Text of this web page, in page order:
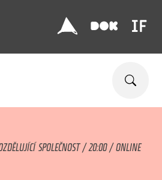
SPOLEČNOST / 20:00 / ONLINE